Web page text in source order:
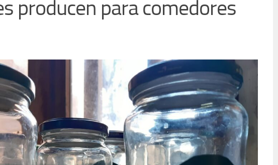
producen para comedores